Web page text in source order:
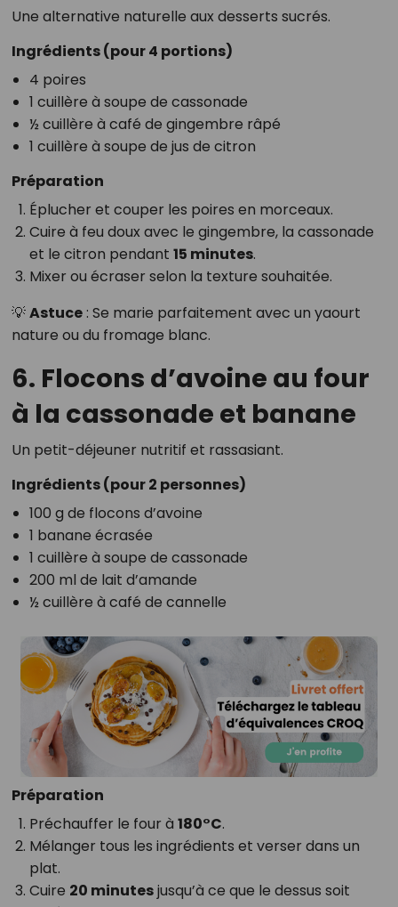
Une alternative naturelle aux desserts sucrés.
Ingrédients (pour 4 portions)
4 poires
1 cuillère à soupe de cassonade
½ cuillère à café de gingembre râpé
1 cuillère à soupe de jus de citron
Préparation
Éplucher et couper les poires en morceaux.
Cuire à feu doux avec le gingembre, la cassonade
et le citron pendant 15 minutes.
Mixer ou écraser selon la texture souhaitée.
💡Astuce: Se marie parfaitement avec un yaourt
nature ou du fromage blanc.
6. Flocons d’avoine au four
à la cassonade et banane
Un petit-déjeuner nutritif et rassasiant.
Ingrédients (pour 2 personnes)
100 g de flocons d’avoine
1 banane écrasée
1 cuillère à soupe de cassonade
200 ml de lait d’amande
½ cuillère à café de cannelle
Préparation
Préchauffer le four à 180°C.
Mélanger tous les ingrédients et verser dans un
plat.
Cuire 20 minutesjusqu’à ce que le dessus soit